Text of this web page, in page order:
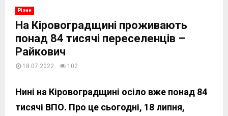
Різне
На Кіровоградщині проживають
понад 84 тисячі переселенців –
Райкович
18.07.2022 102
Нині на Кіровоградщині осіло вже понад 84
тисячі ВПО. Про це сьогодні, 18 липня,